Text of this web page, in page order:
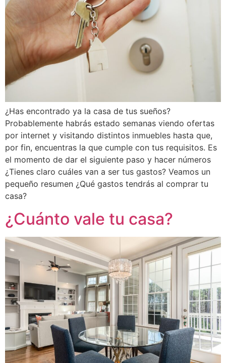
¿Has encontrado ya la casa de tus sueños?
Probablemente habrás estado semanas viendo ofertas
por internet y visitando distintos inmuebles hasta que,
por fin, encuentras la que cumple con tus requisitos. Es
el momento de dar el siguiente paso y hacer números
¿Tienes claro cuáles van a ser tus gastos? Veamos un
pequeño resumen ¿Qué gastos tendrás al comprar tu
casa?
¿Cuánto vale tu casa?